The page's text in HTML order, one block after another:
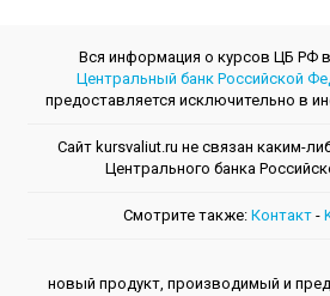
Вся информация о курсов ЦБ РФ
Центральный банк Российской
предоставляется исключительно в
Сайт kursvaliut.ru не связан каким-
Центрального банкa
Смотрите также: Контакт -
новый продукт, производимый и